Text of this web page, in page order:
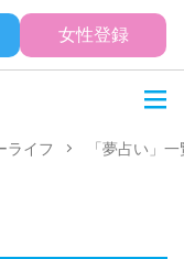
女性登録
ライフ 「夢占い」一